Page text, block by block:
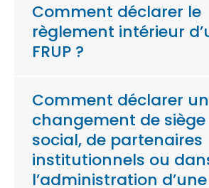
Comment déclarer le
règlement intérieur
FRUP ?
Comment déclarer un
changement de siège
social, de partenaires
institutionnels ou
l’administration d’une